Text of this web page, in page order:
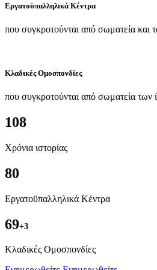
Εργατοϋπαλληλικά Κέντρα
που συγκροτούνται από σωματεία και
Κλαδικές Ομοσπονδίες
που συγκροτούνται από σωματεία των
108
Χρόνια ιστορίας
80
Εργατοϋπαλληλικά Κέντρα
69+3
Kλαδικές Ομοσπονδίες